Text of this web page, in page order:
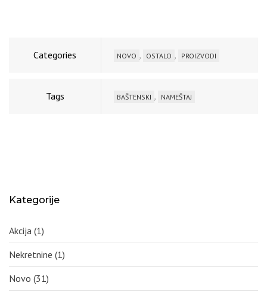
Categories NOVO , OSTALO , PROIZVODI
Tags BAŠTENSKI , NAMEŠTAJ
Kategorije
Akcija (1)
Nekretnine (1)
Novo (31)